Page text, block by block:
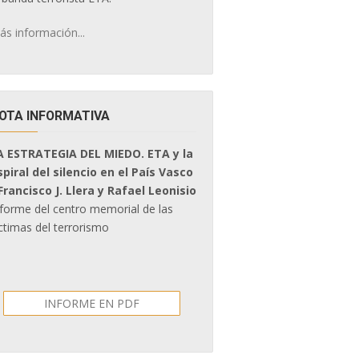
información...
INFORMATIVA
ESTRATEGIA DEL MIEDO. ETA y la
del silencio en el País Vasco
J. Llera y Rafael Leonisio
del centro memorial de las
del terrorismo
INFORME EN PDF